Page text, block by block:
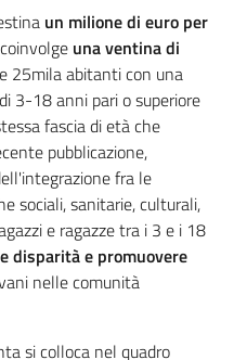
un milione di euro per
una ventina di
25mila abitanti con una
3-18 anni pari o superiore
fascia di età che
pubblicazione,
fra le
sociali, sanitarie, culturali,
e ragazze tra i 3 e i 18
disparità e promuovere
nelle comunità
si colloca nel quadro